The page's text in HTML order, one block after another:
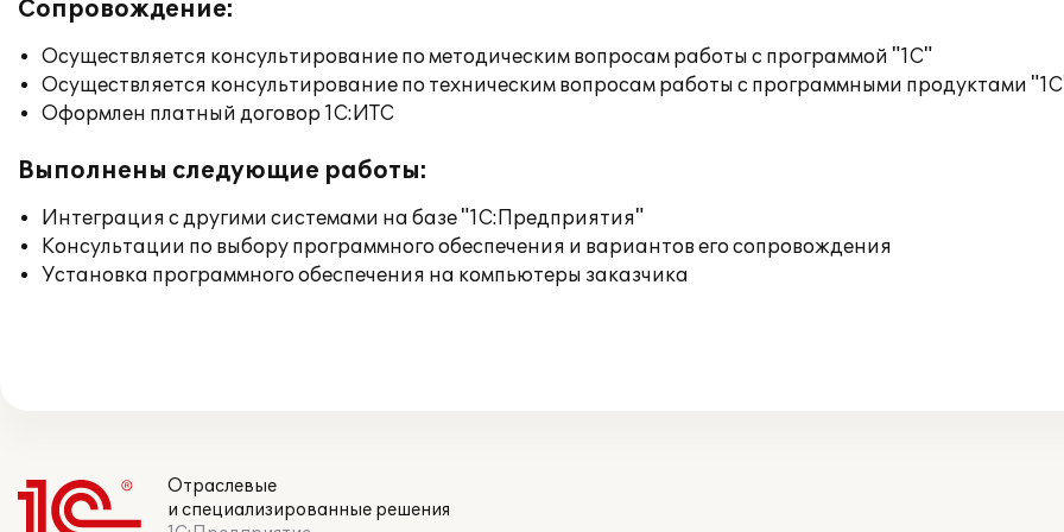
Сопровождение:
Осуществляется консультирование по методическим вопросам работы с программой "1С"
Осуществляется консультирование по техническим вопросам работы с программными продуктами
Оформлен платный договор 1С:ИТС
Выполнены следующие работы:
Интеграция с другими системами на базе "1С:Предприятия"
Консультации по выбору программного обеспечения и вариантов его сопровождения
Установка программного обеспечения на компьютеры заказчика
Отраслевые
и специализированные решения